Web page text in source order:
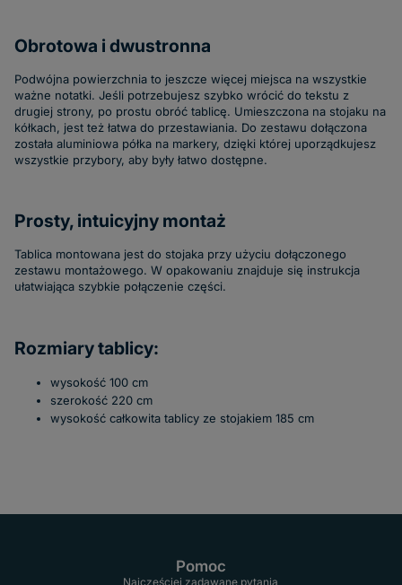
Obrotowa i dwustronna
Podwójna powierzchnia to jeszcze więcej miejsca na wszystkie
ważne notatki. Jeśli potrzebujesz szybko wrócić do tekstu z
drugiej strony, po prostu obróć tablicę. Umieszczona na stojaku na
kółkach, jest też łatwa do przestawiania. Do zestawu dołączona
została aluminiowa półka na markery, dzięki której uporządkujesz
wszystkie przybory, aby były łatwo dostępne.
Prosty, intuicyjny montaż
Tablica montowana jest do stojaka przy użyciu dołączonego
zestawu montażowego. W opakowaniu znajduje się instrukcja
ułatwiająca szybkie połączenie części.
Rozmiary tablicy:
wysokość 100 cm
szerokość 220 cm
wysokość całkowita tablicy ze stojakiem 185 cm
Pomoc
Najczęściej zadawane pytania